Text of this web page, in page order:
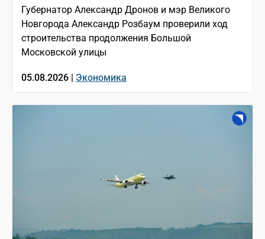
Губернатор Александр Дронов и мэр Великого
Новгорода Александр Розбаум проверили ход
строительства продолжения Большой
Московской улицы
05.08.2026 | Экономика